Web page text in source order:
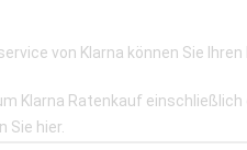
von Klarna können Sie
Klarna Ratenkauf
Sie hier